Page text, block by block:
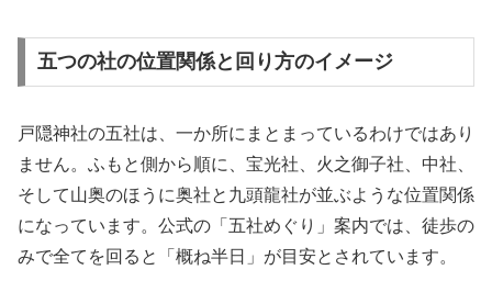
五つの社の位置関係と回り方のイメージ
戸隠神社の五社は、一か所にまとまっているわけではあり
ません。ふもと側から順に、宝光社、火之御子社、中社、
そして山奥のほうに奥社と九頭龍社が並ぶような位置関係
になっています。公式の「五社めぐり」案内では、徒歩の
みで全てを回ると「概ね半日」が目安とされています。